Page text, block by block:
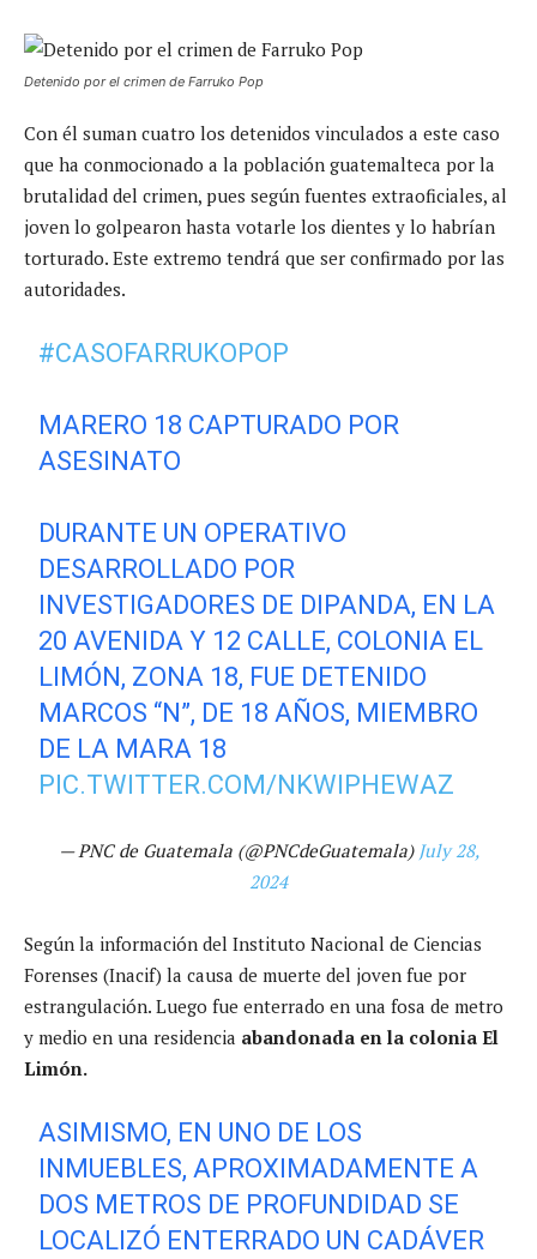
Detenido por el crimen de Farruko Pop
Con él suman cuatro los detenidos vinculados a este caso
que ha conmocionado a la población guatemalteca por la
brutalidad del crimen, pues según fuentes extraoficiales, al
joven lo golpearon hasta votarle los dientes y lo habrían
torturado. Este extremo tendrá que ser confirmado por las
autoridades.
#CASOFARRUKOPOP
MARERO 18 CAPTURADO POR
ASESINATO
DURANTE UN OPERATIVO
DESARROLLADO POR
INVESTIGADORES DE DIPANDA, EN LA
20 AVENIDA Y 12 CALLE, COLONIA EL
LIMÓN, ZONA 18, FUE DETENIDO
MARCOS “N”, DE 18 AÑOS, MIEMBRO
DE LA MARA 18
PIC.TWITTER.COM/NKWIPHEWAZ
— PNC de Guatemala (@PNCdeGuatemala) July 28,
2024
Según la información del Instituto Nacional de Ciencias
Forenses (Inacif) la causa de muerte del joven fue por
estrangulación. Luego fue enterrado en una fosa de metro
y medio en una residencia abandonada en la colonia El
Limón.
ASIMISMO, EN UNO DE LOS
INMUEBLES, APROXIMADAMENTE A
DOS METROS DE PROFUNDIDAD SE
LOCALIZÓ ENTERRADO UN CADÁVER